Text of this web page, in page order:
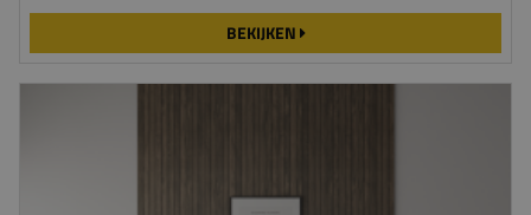
BEKIJKEN